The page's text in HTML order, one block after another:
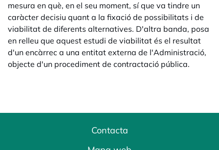
mesura en què, en el seu moment, sí que va tindre un
caràcter decisiu quant a la fixació de possibilitats i de
viabilitat de diferents alternatives. D'altra banda, posa
en relleu que aquest estudi de viabilitat és el resultat
d'un encàrrec a una entitat externa de l'Administració,
objecte d'un procediment de contractació pública.
Contacta